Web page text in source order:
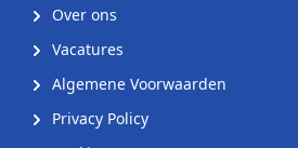
Over ons
Vacatures
Algemene Voorwaarden
Privacy Policy